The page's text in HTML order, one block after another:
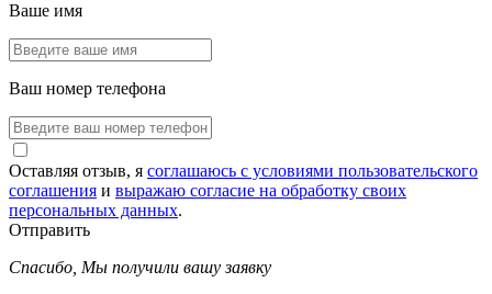
Ваше имя
Ваш номер телефона
Оставляя отзыв, я соглашаюсь с условиями пользовательского
соглашения и выражаю согласие на обработку своих
персональных данных.
Отправить
Спасибо, Мы получили вашу заявку